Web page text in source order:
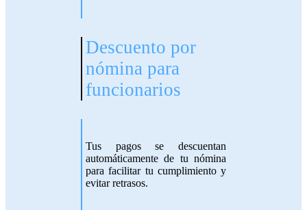
Descuento por
nómina para
funcionarios
Tus pagos se descuentan
automáticamente de tu nómina
para facilitar tu cumplimiento y
evitar retrasos.